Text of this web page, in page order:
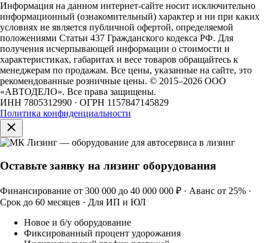
Информация на данном интернет-сайте носит исключительно
информационный (ознакомительный) характер и ни при каких
условиях не является публичной офертой, определяемой
положениями Статьи 437 Гражданского кодекса РФ. Для
получения исчерпывающей информации о стоимости и
характеристиках, габаритах и весе товаров обращайтесь к
менеджерам по продажам. Все цены, указанные на сайте, это
рекомендованные розничные цены. © 2015–2026 ООО
«АВТОДЕЛО». Все права защищены.
ИНН 7805312990 · ОГРН 1157847145829
Политика конфиденциальности
Оставьте заявку на лизинг оборудования
Финансирование от 300 000 до 40 000 000 ₽ · Аванс от 25% ·
Срок до 60 месяцев · Для ИП и ЮЛ
Новое и б/у оборудование
Фиксированный процент удорожания